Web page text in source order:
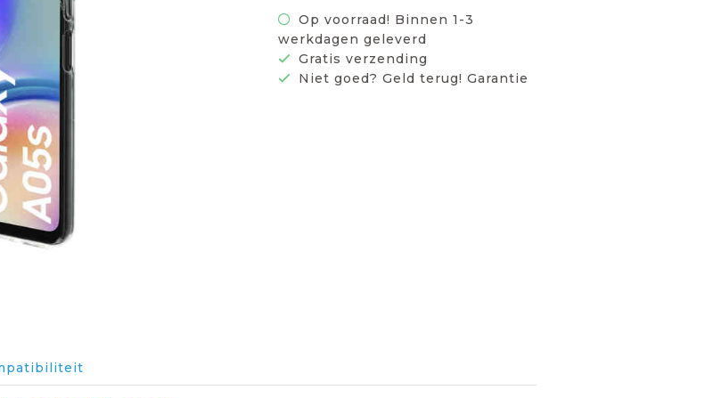
Op voorraad! Binnen 1-3
werkdagen geleverd
Gratis verzending
Niet goed? Geld terug! Garantie